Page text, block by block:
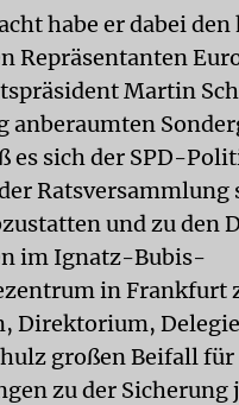
habe er dabei
Repräsentanten
Martin
anberaumten
es sich der SPD-
Ratsversammlung
und zu den
im Ignatz-Bubis-
in Frankfurt
Direktorium,
großen Beifall für
zu der Sicherung